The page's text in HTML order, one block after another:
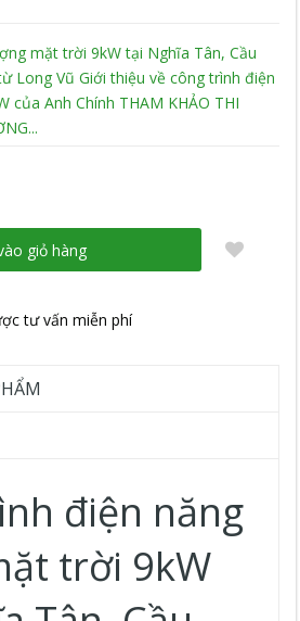
mặt trời 9kW tại Nghĩa Tân, Cầu
Long Vũ Giới thiệu về công trình điện
của Anh Chính THAM KHẢO THI
giỏ hàng
tư vấn miễn phí
điện năng
trời 9kW